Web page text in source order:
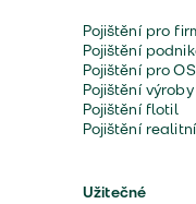
Pojištění pro
Pojištění
Pojištění pro
Pojištění
Pojištění flotil
Pojištění
Užitečné